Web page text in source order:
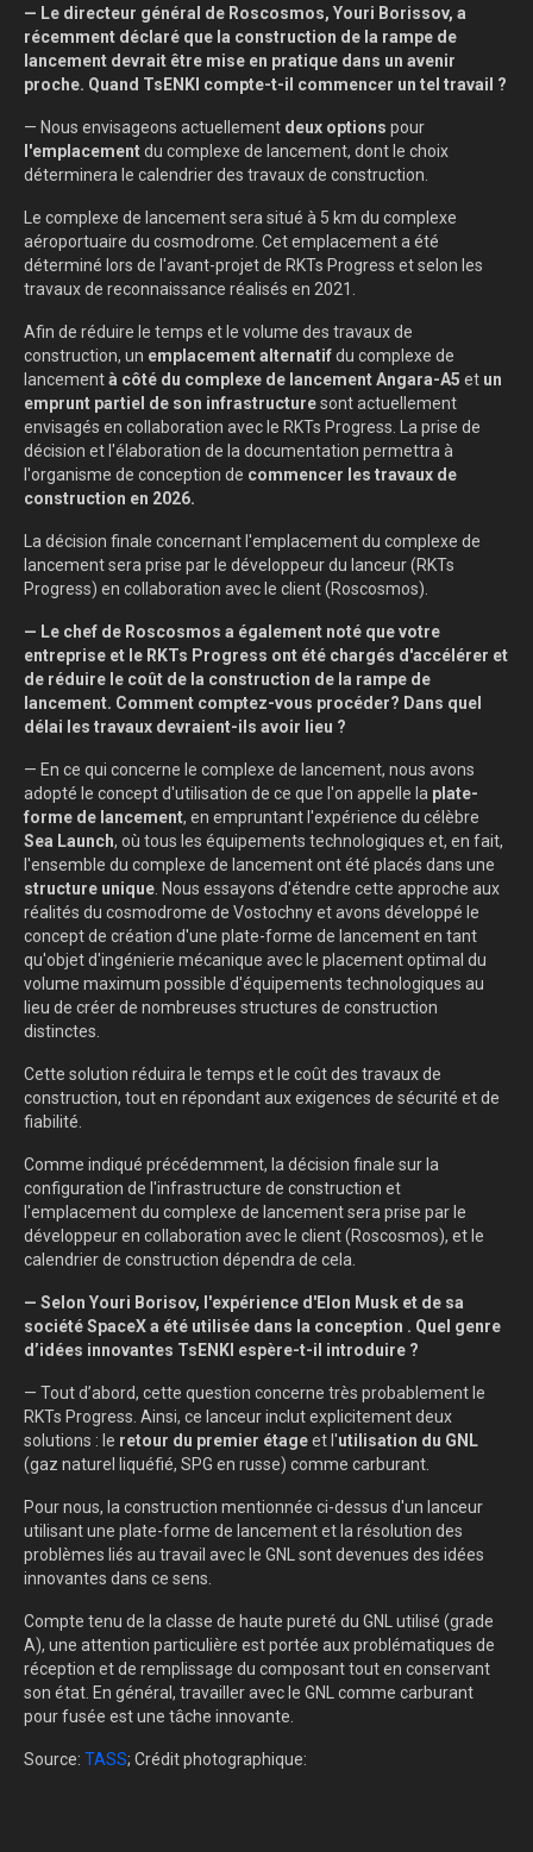
— Le directeur général de Roscosmos, Youri Borissov, a
récemment déclaré que la construction de la rampe de
lancement devrait être mise en pratique dans un avenir
proche. Quand TsENKI compte-t-il commencer un tel travail ?
— Nous envisageons actuellement deux options pour
l'emplacementdu complexe de lancement, dont le choix
déterminera le calendrier des travaux de construction.
Le complexe de lancement sera situé à 5 km du complexe
aéroportuaire du cosmodrome. Cet emplacement a été
déterminé lors de l'avant-projet de RKTs Progress et selon les
travaux de reconnaissance réalisés en 2021.
Afin de réduire le temps et le volume des travaux de
construction, un emplacement alternatifdu complexe de
lancementà côté du complexe de lancement Angara-A5 et un
emprunt partiel de son infrastructuresont actuellement
envisagés en collaboration avec le RKTs Progress. La prise de
décision et l'élaboration de la documentation permettra à
l'organisme de conception de commencer les travaux de
construction en 2026.
La décision finale concernant l'emplacement du complexe de
lancement sera prise par le développeur du lanceur (RKTs
Progress) en collaboration avec le client (Roscosmos).
— Le chef de Roscosmos a également noté que votre
entreprise et le RKTs Progress ont été chargés d'accélérer et
de réduire le coût de la construction de la rampe de
lancement. Comment comptez-vous procéder? Dans quel
délai les travaux devraient-ils avoir lieu ?
— En ce qui concerne le complexe de lancement, nous avons
adopté le concept d'utilisation de ce que l'on appelle la plate-
forme de lancement, en empruntant l'expérience du célèbre
Sea Launch, où tous les équipements technologiques et, en fait,
l'ensemble du complexe de lancement ont été placés dans une
structure unique. Nous essayons d'étendre cette approche aux
réalités du cosmodrome de Vostochny et avons développé le
concept de création d'une plate-forme de lancement en tant
qu'objet d'ingénierie mécanique avec le placement optimal du
volume maximum possible d'équipements technologiques au
lieu de créer de nombreuses structures de construction
distinctes.
Cette solution réduira le temps et le coût des travaux de
construction, tout en répondant aux exigences de sécurité et de
fiabilité.
Comme indiqué précédemment, la décision finale sur la
configuration de l'infrastructure de construction et
l'emplacement du complexe de lancement sera prise par le
développeur en collaboration avec le client (Roscosmos), et le
calendrier de construction dépendra de cela.
— Selon Youri Borisov, l'expérience d'Elon Musk et de sa
société SpaceX a été utilisée dans la conception . Quel genre
d’idées innovantes TsENKI espère-t-il introduire ?
— Tout d’abord, cette question concerne très probablement le
RKTs Progress. Ainsi, ce lanceur inclut explicitement deux
solutions : le retour du premier étageet l'utilisation du GNL
(gaz naturel liquéfié, SPG en russe) comme carburant.
Pour nous, la construction mentionnée ci-dessus d'un lanceur
utilisant une plate-forme de lancement et la résolution des
problèmes liés au travail avec le GNL sont devenues des idées
innovantes dans ce sens.
Compte tenu de la classe de haute pureté du GNL utilisé (grade
A), une attention particulière est portée aux problématiques de
réception et de remplissage du composant tout en conservant
son état. En général, travailler avec le GNL comme carburant
pour fusée est une tâche innovante.
Source: TASS; Crédit photographique: